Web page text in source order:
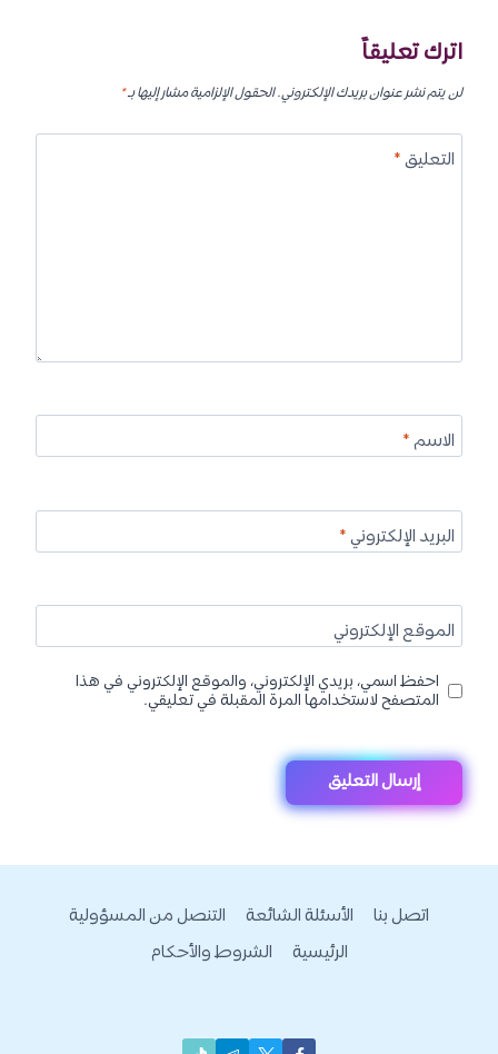
اترك تعليقاً
لن يتم نشر عنوان بريدك الإلكتروني.الحقول الإلزامية مشار إليها بـ*
التعليق*
الاسم*
البريد الإلكتروني*
الموقع الإلكتروني
احفظ اسمي، بريدي الإلكتروني، والموقع الإلكتروني في هذا
المتصفح لاستخدامها المرة المقبلة في تعليقي.
اتصل بنا الأسئلة الشائعة
التنصل من المسؤولية
الرئيسية
الشروط والأحكام